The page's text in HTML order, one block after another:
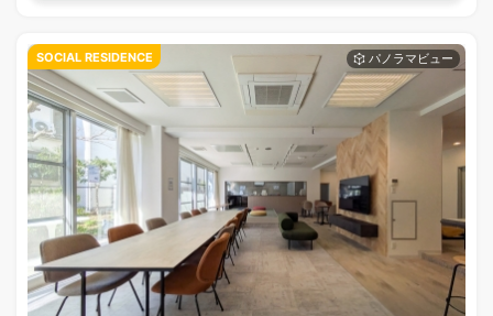
SOCIAL RESIDENCE